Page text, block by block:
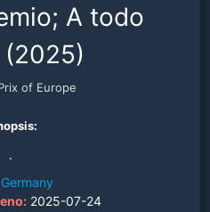
A todo
(2025)
of Europe
.
Germany
2025-07-24